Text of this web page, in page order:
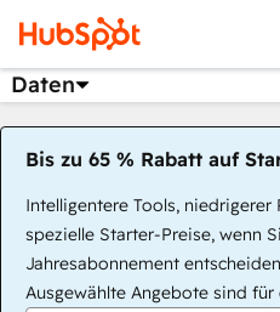
Daten
Bis zu 65 % Rabatt auf
Intelligentere Tools, niedrigerer
spezielle Starter-Preise, wenn
Jahresabonnement
Ausgewählte Angebote sind